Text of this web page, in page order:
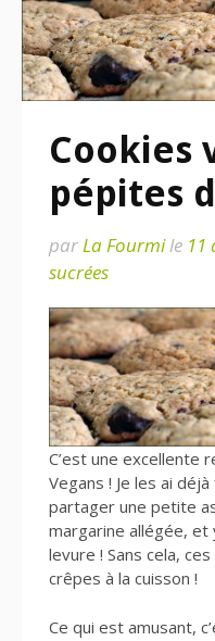
Cookies
pépites
parLa Fourmile 11
sucrées
C’est une excellente
Vegans ! Je les ai
partager une petite
margarine allégée, et
levure ! Sans cela,
crêpes à la cuisson !
Ce qui est amusant,